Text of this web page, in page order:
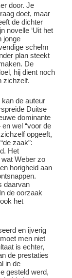
door. Je
doet, maar
de dichter
novelle ‘Uit het
jonge
schelm
plan steekt
De
hij dient noch
zichzelf.
de auteur
Duitse
dominante
wel “voor de
opgeeft,
zaak”:
Het
Weber zo
horigheid aan
daarvan
de oorzaak
het
en ijverig
men niet
is echter,
de prestaties
in de
gesteld werd,